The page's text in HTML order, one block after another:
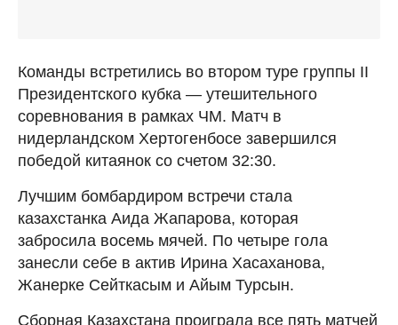
Команды встретились во втором туре группы II
Президентского кубка — утешительного
соревнования в рамках ЧМ. Матч в
нидерландском Хертогенбосе завершился
победой китаянок со счетом 32:30.
Лучшим бомбардиром встречи стала
казахстанка Аида Жапарова, которая
забросила восемь мячей. По четыре гола
занесли себе в актив Ирина Хасаханова,
Жанерке Сейткасым и Айым Турсын.
Сборная Казахстана проиграла все пять матчей